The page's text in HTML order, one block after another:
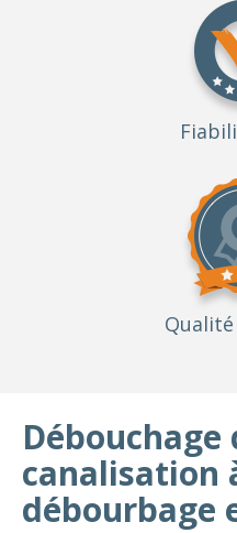
Qualité
Débouchage
canalisation
débourbage